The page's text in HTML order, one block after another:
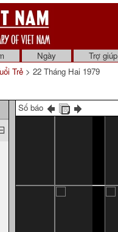
Ngày
Trợ giúp
Trẻ > 22 Tháng Hai 1979
Số báo